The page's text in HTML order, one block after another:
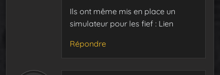
Ils ont même mis en place un
simulateur pour les fief : Lien
Répondre